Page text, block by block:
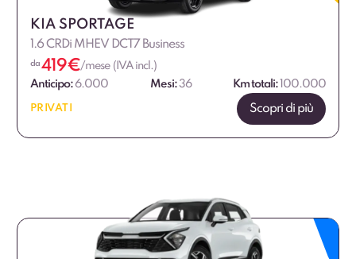
Alimentazione
Fascia di prezzo
€
KIA SPORTAGE
1.6 CRDi MHEV DCT7 Business
da 419€/mese (IVA incl.)
Anticipo: 6.000 Mesi:36 Km totali: 100.000
PRIVATI Scopri di più